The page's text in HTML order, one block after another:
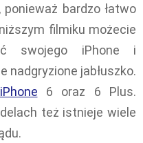
ponieważ bardzo łatwo
filmiku możecie
swojego iPhone i
nadgryzione jabłuszko.
6 oraz 6 Plus.
też istnieje wiele